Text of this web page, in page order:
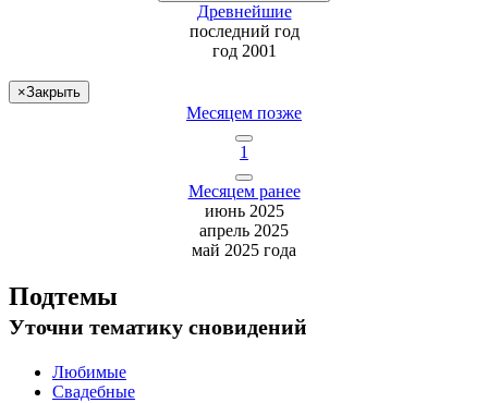
Древнейшие
последний год
год 2001
×Закрыть
Месяцем позже
1
Месяцем ранее
июнь 2025
апрель 2025
май 2025 года
Подтемы
Уточни тематику сновидений
Любимые
Свадебные